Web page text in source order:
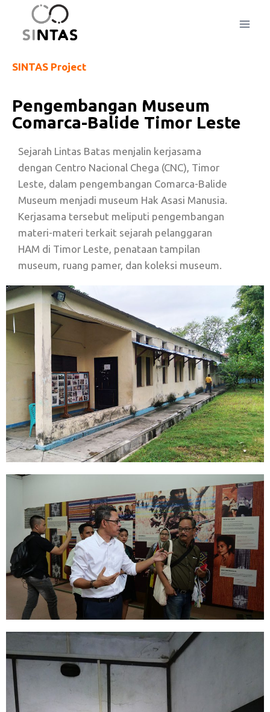
SINTAS Project
Pengembangan Museum
Comarca-Balide Timor Leste
Sejarah Lintas Batas menjalin kerjasama
dengan Centro Nacional Chega (CNC), Timor
Leste, dalam pengembangan Comarca-Balide
Museum menjadi museum Hak Asasi Manusia.
Kerjasama tersebut meliputi pengembangan
materi-materi terkait sejarah pelanggaran
HAM di Timor Leste, penataan tampilan
museum, ruang pamer, dan koleksi museum.